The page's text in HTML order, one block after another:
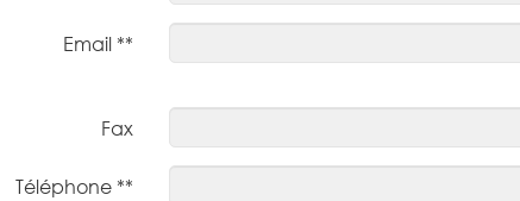
Email **
Fax
Téléphone **